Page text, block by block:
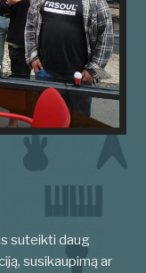
suteikti daug
susikaupimą ar